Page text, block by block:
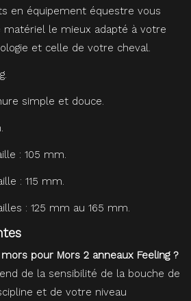
en équipement équestre vous
matériel le mieux adapté à votre
et celle de votre cheval.
simple et douce.
: 105 mm.
: 115 mm.
: 125 mm au 165 mm.
pour Mors 2 anneaux Feeling ?
de la sensibilité de la bouche de
et de votre niveau